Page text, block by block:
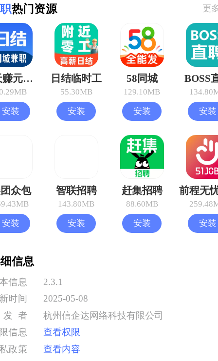
热门资源 更
每天赚元兼职
安装
日结临时工
55.30MB
安装
58同城
129.10MB
安装
BOSS
安装
众包
安装
智联招聘
143.80MB
安装
赶集招聘
88.60MB
安装 安装
信息
信息
2.3.1
时间
2025-05-08
者
杭州信企达网络科技有限公司
信息
查看权限
政策
查看内容